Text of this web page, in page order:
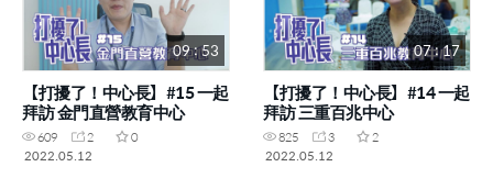
09 : 53
【打擾了！中心長】#15 一起
拜訪 金門直營教育中心
609 2
0
2022.05.12
07 : 17
【打擾了！中心長】#14 一起
拜訪 三重百兆中心
825 3
2
2022.05.12